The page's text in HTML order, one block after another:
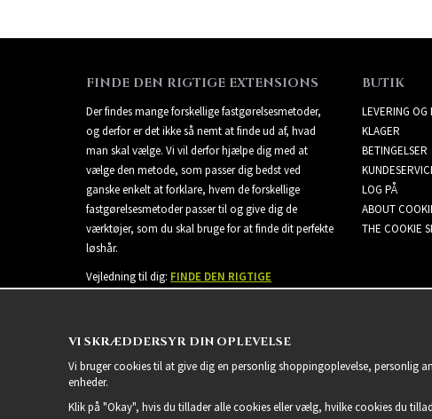
FINDE DEN RIGTIGE EXTENSIONS
Der findes mange forskellige fastgørelsesmetoder,
og derfor er det ikke så nemt at finde ud af, hvad
man skal vælge. Vi vil derfor hjælpe dig med at
vælge den metode, som passer dig bedst ved
ganske enkelt at forklare, hvem de forskellige
fastgørelsesmetoder passer til og give dig de
værktøjer, som du skal bruge for at finde dit perfekte
løshår.
Vejledning til dig: FINDE DEN RIGTIGE
BUTIK
LEVERING OG
KLAGER
BETINGELSER
LOG PÅ
ABOUT
THE COOKIE
VI SKRÆDDERSYR DIN OPLEVELSE
Vi bruger cookies til at give dig en personlig shoppingoplevelse, personlig
enheder.
Klik på "Okay", hvis du tillader alle cookies eller vælg, hvilke cookies du